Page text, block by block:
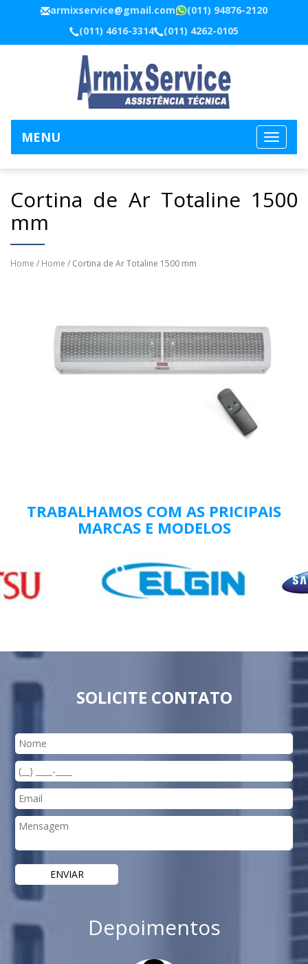
armixservice@gmail.com
(011) 94876-2120
(011) 4616-3314
(011) 4262-0105
MENU
Cortina de Ar Totaline 1500
mm
Home / Home / Cortina de Ar Totaline 1500 mm
TRABALHAMOS COM AS PRICIPAIS
MARCAS E MODELOS
SOLICITE CONTATO
Depoimentos